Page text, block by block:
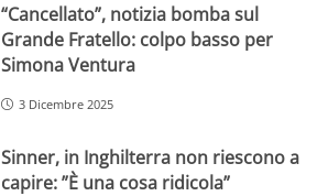
“Cancellato”, notizia bomba sul
Grande Fratello: colpo basso per
Simona Ventura
3 Dicembre 2025
Sinner, in Inghilterra non riescono a
capire: ”È una cosa ridicola”